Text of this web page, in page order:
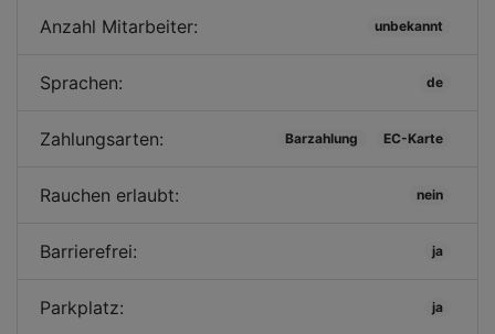
Anzahl Mitarbeiter: unbekannt
Sprachen: de
Zahlungsarten: Barzahlung EC-Karte
Rauchen erlaubt: nein
Barrierefrei: ja
Parkplatz: ja